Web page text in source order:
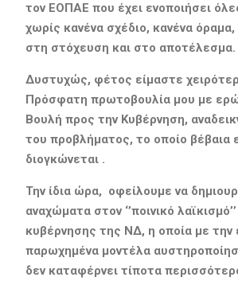
τον ΕΟΠΑΕ που έχει ενοποιήσει
χωρίς κανένα σχέδιο, κανένα όραμα,
στη στόχευση και στο αποτέλεσμα.
Δυστυχώς, φέτος είμαστε
Πρόσφατη πρωτοβουλία μου με
Βουλή προς την Κυβέρνηση,
του προβλήματος, το οποίο βέβαια
διογκώνεται .
Την ίδια ώρα, οφείλουμε να
αναχώματα στον ‘’ποινικό
κυβέρνησης της ΝΔ, η οποία με την
παρωχημένα μοντέλα
δεν καταφέρνει τίποτα